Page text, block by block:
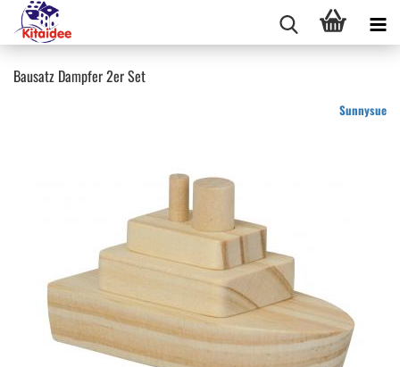
Bausatz Dampfer 2er Set
Sunnysue